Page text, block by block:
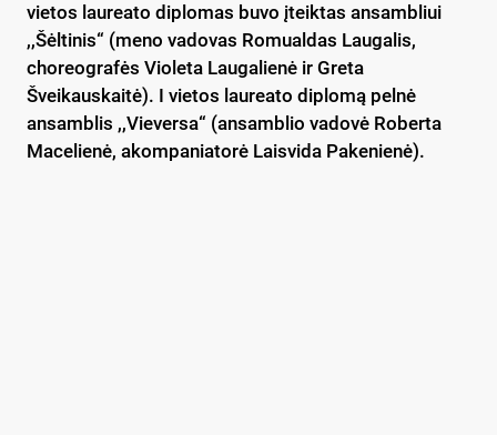
vietos laureato diplomas buvo įteiktas ansambliui
,,Šėltinis“ (meno vadovas Romualdas Laugalis,
choreografės Violeta Laugalienė ir Greta
Šveikauskaitė). I vietos laureato diplomą pelnė
ansamblis ,,Vieversa“ (ansamblio vadovė Roberta
Macelienė, akompaniatorė Laisvida Pakenienė).